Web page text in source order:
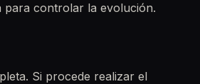
controlar la evolución.
Si procede realizar el